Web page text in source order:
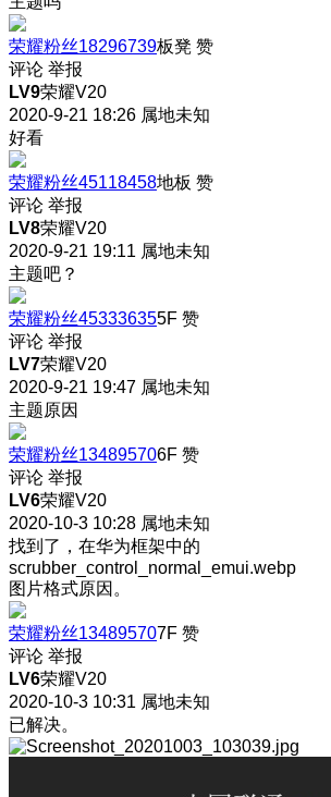
荣耀粉丝18296739板凳 赞
评论 举报
LV9荣耀V20
2020-9-21 18:26 属地未知
好看
荣耀粉丝45118458地板 赞
评论 举报
LV8荣耀V20
2020-9-21 19:11 属地未知
主题吧？
荣耀粉丝453336355F 赞
评论 举报
LV7荣耀V20
2020-9-21 19:47 属地未知
主题原因
荣耀粉丝134895706F 赞
评论 举报
LV6荣耀V20
2020-10-3 10:28 属地未知
找到了，在华为框架中的
scrubber_control_normal_emui.webp
图片格式原因。
荣耀粉丝134895707F 赞
评论 举报
LV6荣耀V20
2020-10-3 10:31 属地未知
已解决。